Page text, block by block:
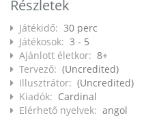
Részletek
Játékidő: 30 perc
Játékosok: 3 - 5
Ajánlott életkor: 8+
Tervező: (Uncredited)
Illusztrátor: (Uncredited)
Kiadók: Cardinal
Elérhető nyelvek: angol